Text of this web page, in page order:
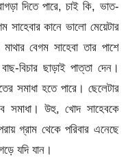
দিতে পারে, চাই কি, ভাত-
সাহেবার কানে ভালো মেয়েটার
বেগম সাহেবা তার পাশে
বিচার ছাড়াই পাত্তা দেন।
সমাধা হতে পারে। ছেলেটার
সমাধা। উহু, খোদ সাহেবকে
গ্রাম থেকে পরিবার এনেছে
যদি যান।